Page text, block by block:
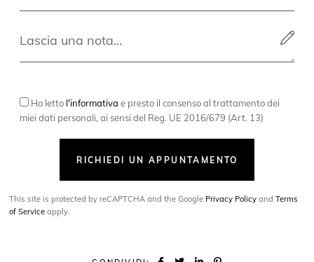
Ho letto l'informativa e presto il consenso al trattamento dei
miei dati personali, ai sensi del Reg. UE 2016/679 (Art. 13)
RICHIEDI UN APPUNTAMENTO
This site is protected by reCAPTCHA and the Google Privacy Policy andTerms
of Service apply.